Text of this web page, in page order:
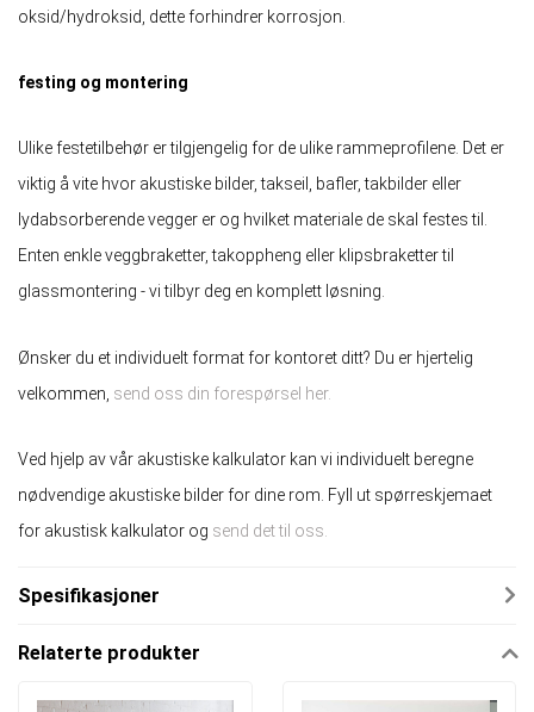
oksid/hydroksid, dette forhindrer korrosjon.
festing og montering
Ulike festetilbehør er tilgjengelig for de ulike rammeprofilene. Det er
viktig å vite hvor akustiske bilder, takseil, bafler, takbilder eller
lydabsorberende vegger er og hvilket materiale de skal festes til.
Enten enkle veggbraketter, takoppheng eller klipsbraketter til
glassmontering - vi tilbyr deg en komplett løsning.
Ønsker du et individuelt format for kontoret ditt? Du er hjertelig
velkommen, send oss ​​din forespørsel her.
Ved hjelp av vår akustiske kalkulator kan vi individuelt beregne
nødvendige akustiske bilder for dine rom. Fyll ut spørreskjemaet
for akustisk kalkulator og send det til oss.
Spesifikasjoner
Relaterte produkter